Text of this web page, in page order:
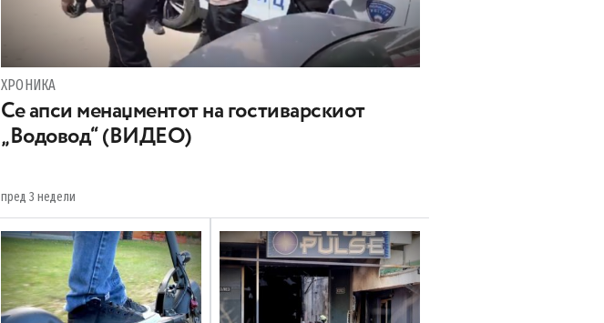
ХРОНИКА
Се апси менаџментот на гостиварскиот
„Водовод“ (ВИДЕО)
пред 3 недели